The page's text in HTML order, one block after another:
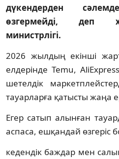
дүкендерден
өзгермейді, деп
министрлігі.
2026 жылдың екінші
елдерінде Temu,
шетелдік
тауарларға қатысты жаңа
Егер сатып алынған
аспаса, ешқандай өзгеріс
кедендік баждар мен